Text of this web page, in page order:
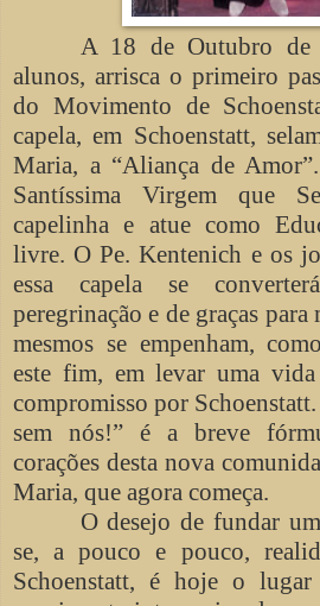
A 18 de Outubro de
alunos, arrisca o primeiro
do Movimento de
capela, em Schoenstatt,
Maria, a “Aliança de
Santíssima Virgem que
capelinha e atue como
livre. O Pe. Kentenich e os
essa capela se
peregrinação e de graças para
mesmos se empenham,
este fim, em levar uma
compromisso por
sem nós!” é a breve
corações desta nova
Maria, que agora começa.
O desejo de fundar
se, a pouco e pouco,
Schoenstatt, é hoje o